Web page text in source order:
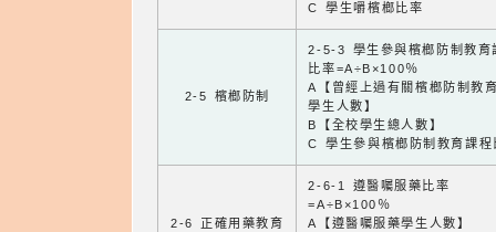
C 學生嚼檳榔比率
2-5 檳榔防制
2-5-3 學生參與檳榔防制教育
比率=A÷B×100％
A【曾經上過有關檳榔防制教
學生人數】
B【全校學生總人數】
C 學生參與檳榔防制教育課程
2-6 正確用藥教育
2-6-1 遵醫囑服藥比率
=A÷B×100％
A【遵醫囑服藥學生人數】